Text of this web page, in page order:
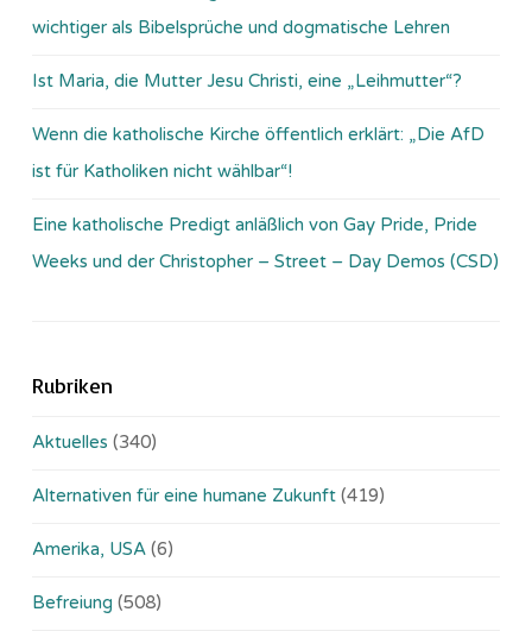
wichtiger als Bibelsprüche und dogmatische Lehren
Ist Maria, die Mutter Jesu Christi, eine „Leihmutter“?
Wenn die katholische Kirche öffentlich erklärt: „Die AfD
ist für Katholiken nicht wählbar“!
Eine katholische Predigt anläßlich von Gay Pride, Pride
Weeks und der Christopher – Street – Day Demos (CSD)
Rubriken
Aktuelles (340)
Alternativen für eine humane Zukunft (419)
Amerika, USA (6)
Befreiung (508)